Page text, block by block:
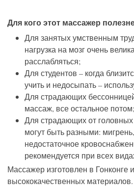
Для кого этот массажер
Для занятых умственным
нагрузка на мозг очень
расслабляться;
Для студентов – когда
учить и недосыпать –
Для страдающих
массаж, все остальное потом;
Для страдающих от
могут быть разными:
недостаточное
рекомендуется при всех
Массажер изготовлен в Гонконге
высококачественных